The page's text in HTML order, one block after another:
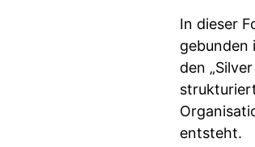
In dieser
gebunden
den
entsteht.